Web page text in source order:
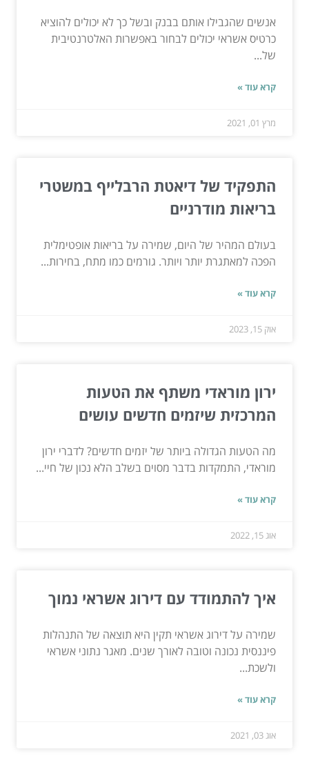
אנשים שהגבילו אותם בבנק ובשל כך לא יכולים להוציא
כרטיס אשראי יכולים לבחור באפשרות האלטרנטיבית
של...
קרא עוד »
מרץ 01, 2021
התפקיד של דיאטת הרבלייף במשטרי
בריאות מודרניים
בעולם המהיר של היום, שמירה על בריאות אופטימלית
הפכה למאתגרת יותר ויותר. גורמים כמו מתח, בחירות...
קרא עוד »
אוק 15, 2023
ירון מוראדי משתף את הטעות
המרכזית שיזמים חדשים עושים
מה הטעות הגדולה ביותר של יזמים חדשים? לדברי ירון
מוראדי, התמקדות בדבר מסוים בשלב הלא נכון של חיי...
קרא עוד »
אוג 15, 2022
איך להתמודד עם דירוג אשראי נמוך
שמירה על דירוג אשראי תקין היא תוצאה של התנהלות
פיננסית נכונה וטובה לאורך שנים. מאגר נתוני אשראי
ולשכת...
קרא עוד »
אוג 03, 2021